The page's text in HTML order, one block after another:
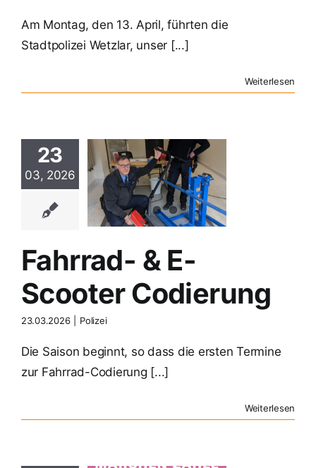
Am Montag, den 13. April, führten die
Stadtpolizei Wetzlar, unser [...]
Weiterlesen
23
03, 2026
& E-
Fahrrad- & E-
Scooter Codierung
23.03.2026 Polizei
Die Saison beginnt, so dass die ersten Termine
zur Fahrrad-Codierung [...]
Weiterlesen